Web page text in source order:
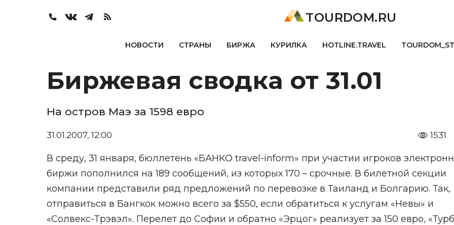
TOURDOM.RU
НОВОСТИ СТРАНЫ БИРЖА КУРИЛКА HOTLINE.TRAVEL
Биржевая сводка от 31.01
На остров Маэ за 1598 евро
31.01.2007, 12:00 1531
В среду, 31 января, бюллетень «БАНКО travel-inform» при участии игроков
биржи пополнился на 189 сообщений, из которых 170 – срочные. В билетной секции
компании представили ряд предложений по перевозке в Таиланд и Болгарию. Так,
отправиться в Бангкок можно всего за $550, если обратиться к услугам «Невы» и
«Солвекс-Трэвэл». Перелет до Софии и обратно «Эрцог» реализует за 150 евро,